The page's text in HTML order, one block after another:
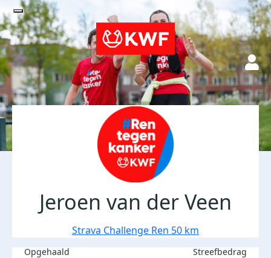
Jeroen van der Veen
Strava Challenge Ren 50 km
Opgehaald Streefbedrag